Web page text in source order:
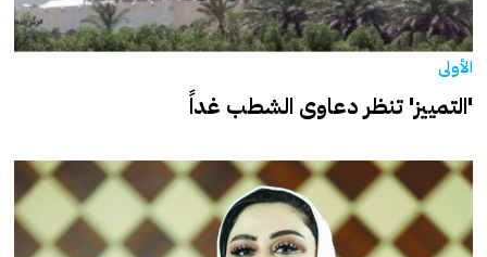
الأولى
'التمييز‬' تنظر دعاوى الشطب غداً